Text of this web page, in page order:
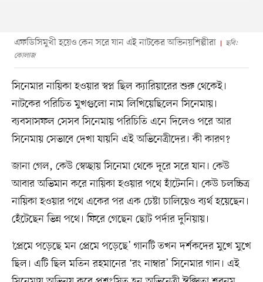
এফডিসিমুখী হয়েও কেন সরে যান এই নাটকের অভিনয়শিল্পীরা
ছবি:
কোলাজ
সিনেমার নায়িকা হওয়ার স্বপ্ন ছিল ক্যারিয়ারের শুরু থেকেই।
নাটকের পরিচিত মুখগুলো নাম লিখিয়েছিলেন সিনেমায়।
ব্যবসাসফল সেসব সিনেমায় পরিচিতি এনে দিলেও পরে আর
সিনেমায় সেভাবে দেখা যায়নি এই অভিনেত্রীদের। কী কারণ?
জানা গেল, কেউ স্বেচ্ছায় সিনেমা থেকে দূরে সরে যান। কেউ
আবার অভিমান করে নায়িকা হওয়ার পথে হাঁটেননি। কেউ চলচ্চিত্র
নায়িকা হওয়ার পথে একের পর এক চেষ্টা চালিয়েও ব্যর্থ হয়েছেন।
হেঁটেছেন ভিন্ন পথে। ফিরে গেছেন ছোট পর্দার দুনিয়ায়।
‘প্রেমে পড়েছে মন প্রেমে পড়েছে’ গানটি তখন দর্শকদের মুখে মুখে
ছিল। এটি ছিল মতিন রহমানের ‘রং নাম্বার’ সিনেমার গান। এই